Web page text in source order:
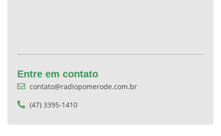
Entre em contato
contato@radiopomerode.com.br
(47) 3395-1410